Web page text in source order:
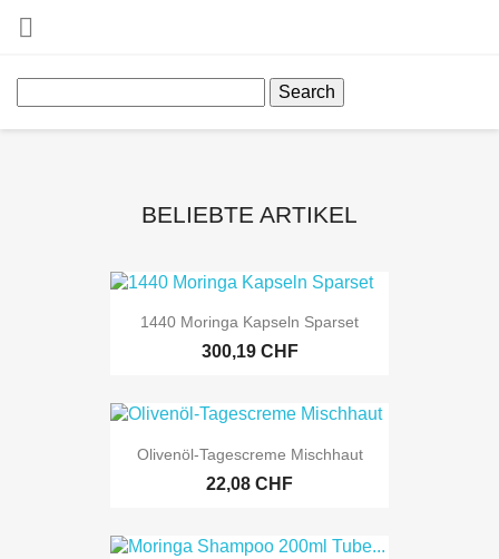

Search
BELIEBTE ARTIKEL
1440 Moringa Kapseln Sparset
300,19 CHF
Olivenöl-Tagescreme Mischhaut
22,08 CHF